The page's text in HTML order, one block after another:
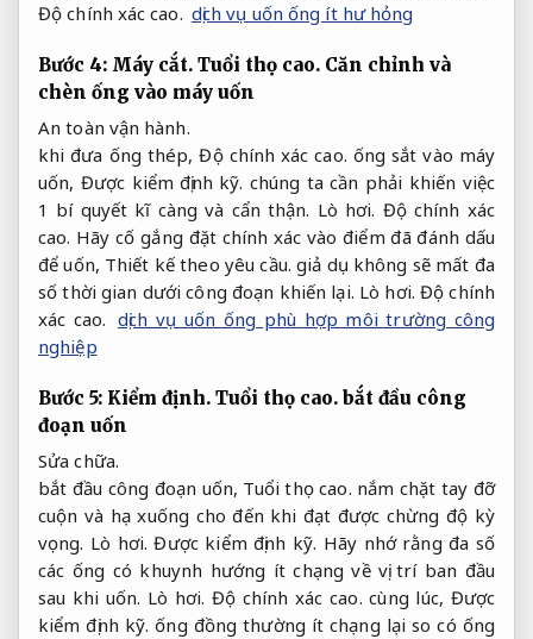
Độ chính xác cao. dịch vụ uốn ống ít hư hỏng
Bước 4: Máy cắt. Tuổi thọ cao. Căn chỉnh và
chèn ống vào máy uốn
An toàn vận hành.
khi đưa ống thép,Độ chính xác cao. ống sắt vào máy
uốn, Được kiểm định kỹ. chúng ta cần phải khiến việc
1 bí quyết kĩ càng và cẩn thận. Lò hơi. Độ chính xác
cao. Hãy cố gắng đặt chính xác vào điểm đã đánh dấu
để uốn, Thiết kế theo yêu cầu. giả dụ không sẽ mất đa
số thời gian dưới công đoạn khiến lại. Lò hơi. Độ chính
xác cao. dịch vụ uốn ống phù hợp môi trường công
nghiệp
Bước 5: Kiểm định. Tuổi thọ cao. bắt đầu công
đoạn uốn
Sửa chữa.
bắt đầu công đoạn uốn, Tuổi thọ cao. nắm chặt tay đỡ
cuộn và hạ xuống cho đến khi đạt được chừng độ kỳ
vọng. Lò hơi. Được kiểm định kỹ. Hãy nhớ rằng đa số
các ống có khuynh hướng ít chạng về vị trí ban đầu
sau khi uốn. Lò hơi. Độ chính xác cao. cùng lúc, Được
kiểm định kỹ. ống đồng thường ít chạng lại so có ống